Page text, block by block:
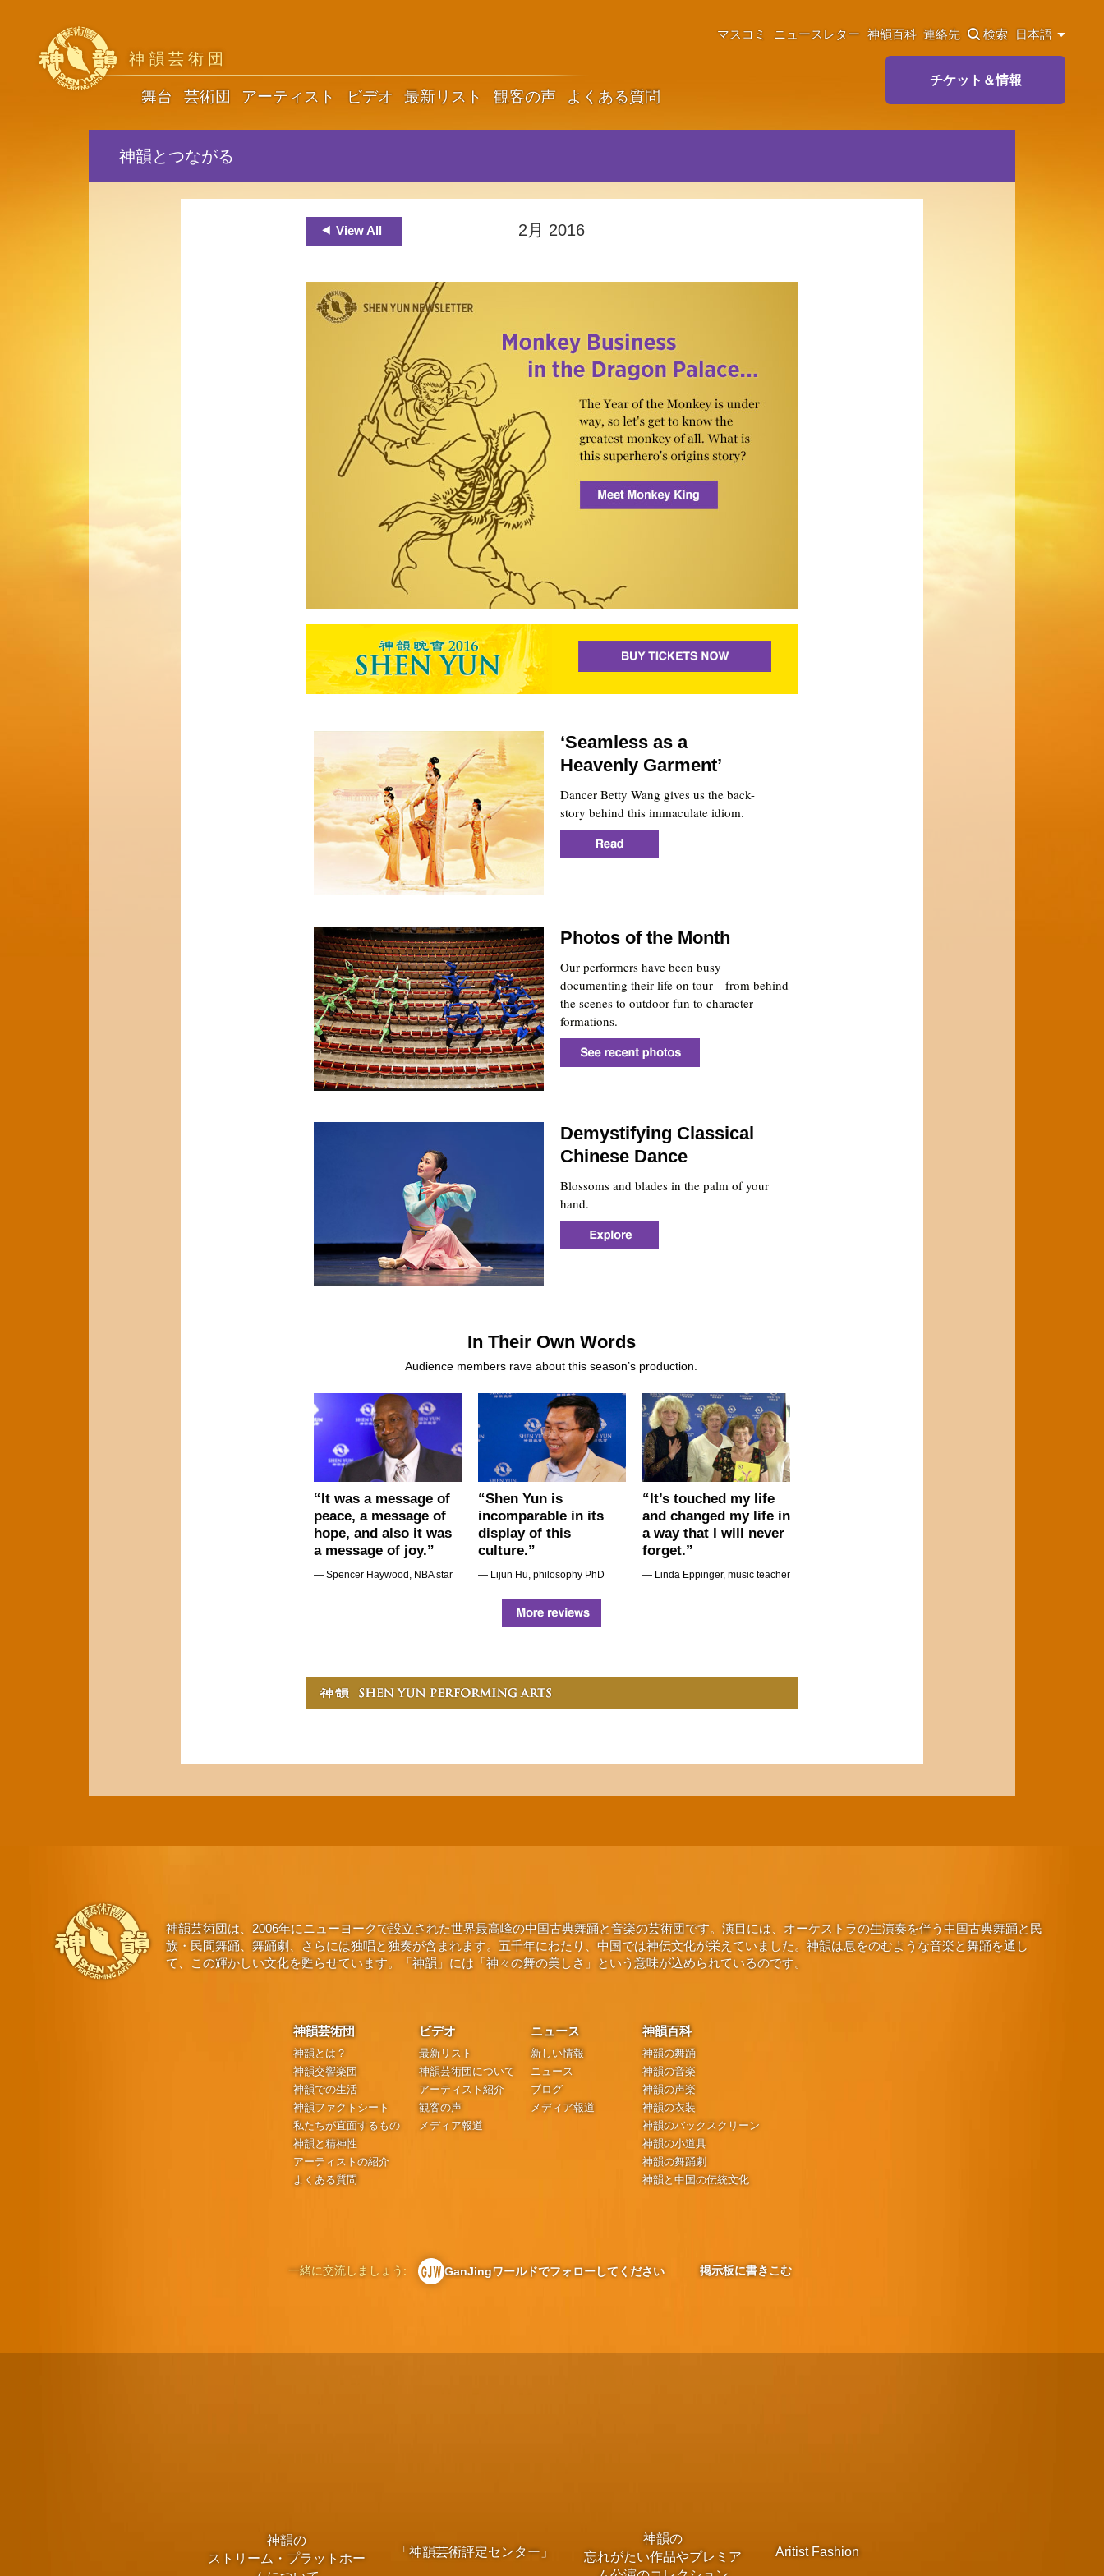
神韻芸術団
舞台 芸術団 アーティスト ビデオ 最新リスト 観客の声 よくある質問
マスコミ ニュースレター 神韻百科 連絡先 検索 日本語
チケット＆情報
神韻とつながる
View All 2月 2016
神韻芸術団は、2006年にニューヨークで設立された世界最高峰の中国古典舞踊と音楽の芸術団です。演目には、オーケストラの生演奏を伴う中国古典舞踊と民
族・民間舞踊、舞踊劇、さらには独唱と独奏が含まれます。五千年にわたり、中国では神伝文化が栄えていました。神韻は息をのむような音楽と舞踊を通し
て、この輝かしい文化を甦らせています。「神韻」には「神々の舞の美しさ」という意味が込められているのです。
神韻芸術団
神韻とは？
神韻交響楽団
神韻での生活
神韻ファクトシート
私たちが直面するもの
神韻と精神性
アーティストの紹介
よくある質問
ビデオ
最新リスト
神韻芸術団について
アーティスト紹介
観客の声
メディア報道
ニュース
新しい情報
ニュース
ブログ
メディア報道
神韻百科
神韻の舞踊
神韻の音楽
神韻の声楽
神韻の衣装
神韻のバックスクリーン
神韻の小道具
神韻の舞踊劇
神韻と中国の伝統文化
一緒に交流しましょう: GanJingワールドでフォローしてください 掲示板に書きこむ
神韻の
ストリーム・プラットホー
「神韻芸術評定センター」
神韻の
忘れがたい作品やプレミア
Aritist Fashion